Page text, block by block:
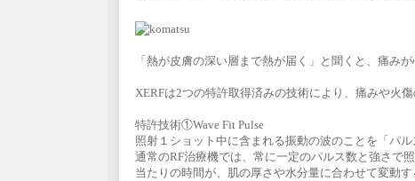
「熱が皮膚の深い層まで熱が届く」と聞くと、痛み
XERFは2つの特許取得済みの技術により、痛みや火
特許技術①Wave Fit Pulse
照射１ショット中に含まれる振動の波のことを「パル
通常のRF治療機では、常に一定のパルス数と強さで
当たりの時間が、肌の厚さや水分量に合わせて変動